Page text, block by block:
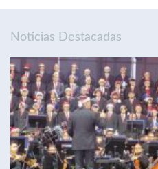
Noticias Destacadas